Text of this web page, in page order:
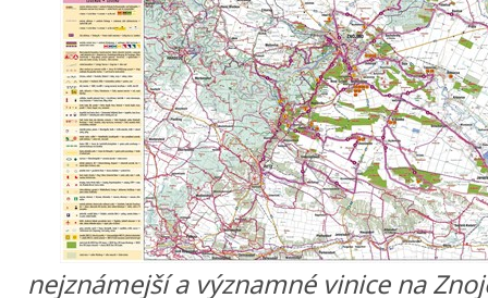
nejznámejší a významné vinice na